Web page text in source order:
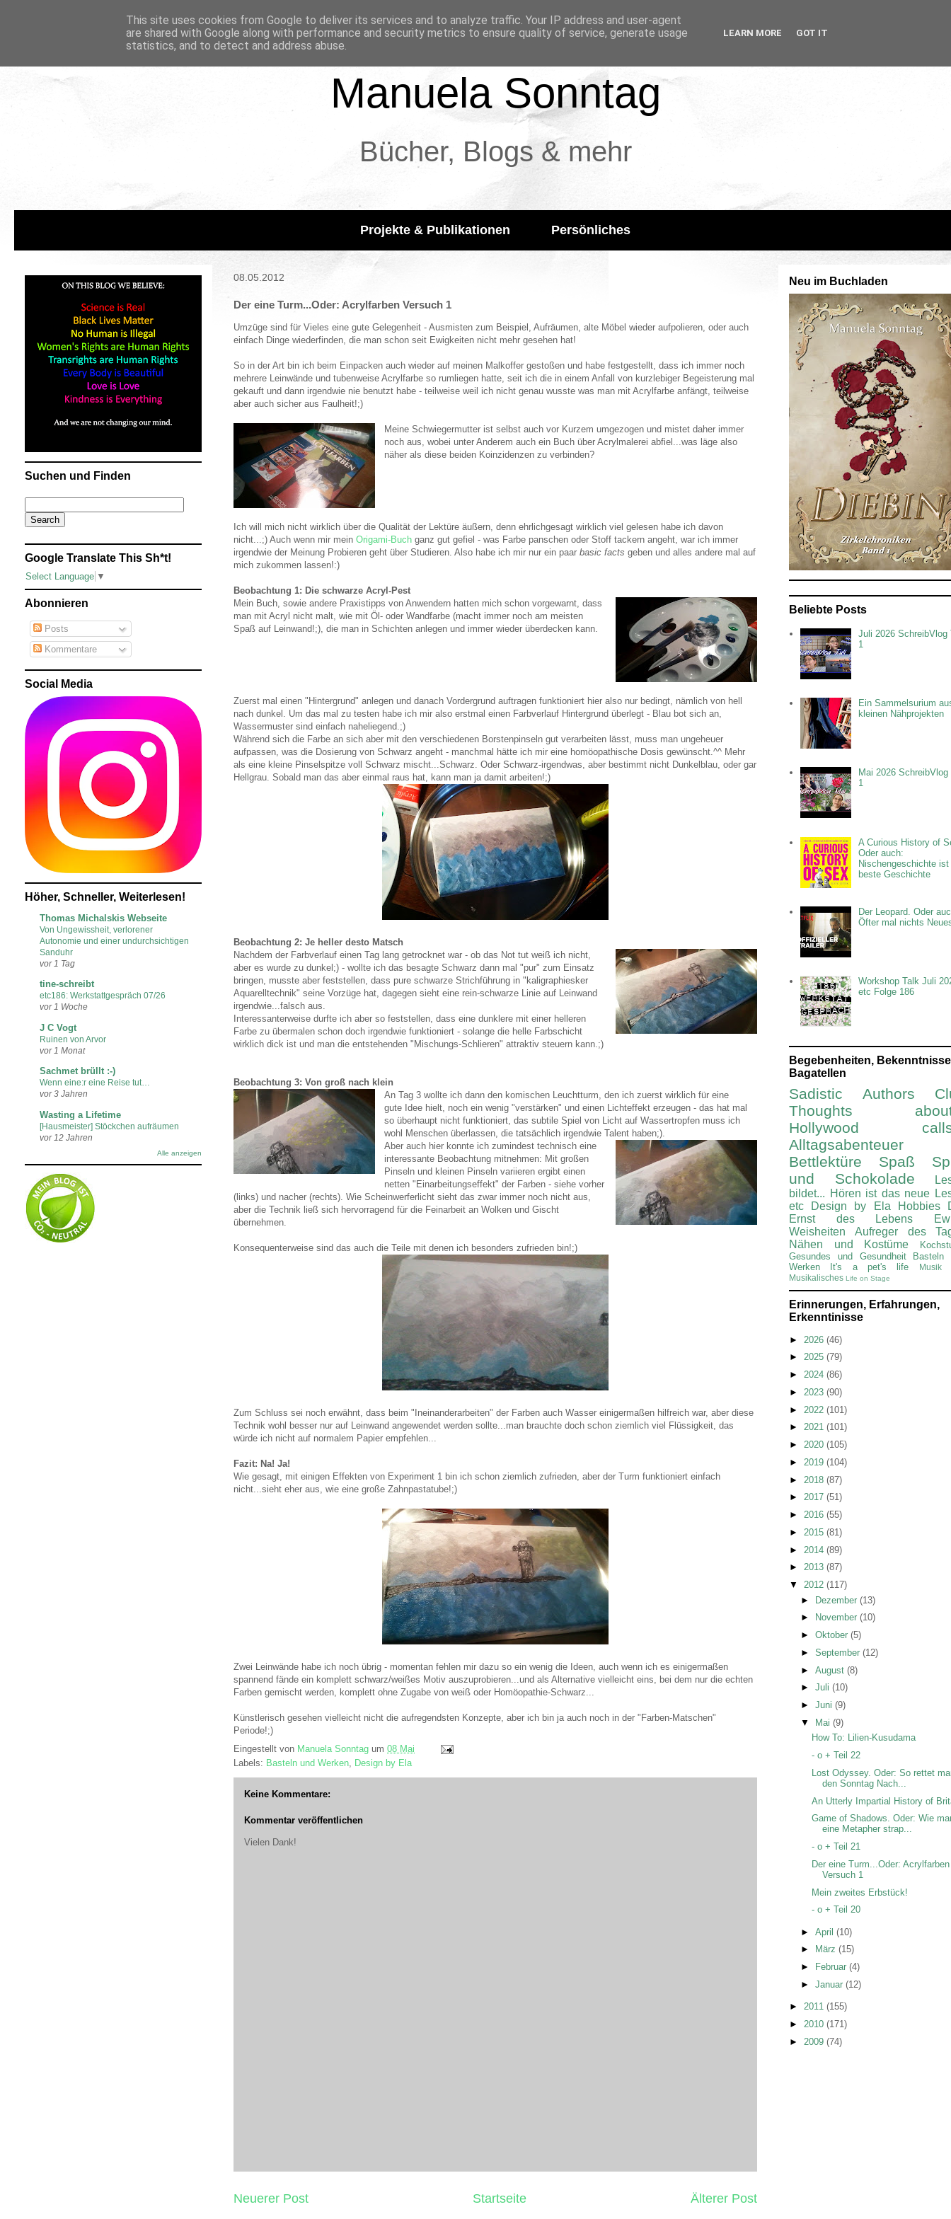
Manuela Sonntag
Bücher, Blogs & mehr
Projekte & Publikationen Persönliches
08.05.2012
Der eine Turm...Oder: Acrylfarben Versuch 1
Umzüge sind für Vieles eine gute Gelegenheit - Ausmisten zum Beispiel, Aufräumen, alte Möbel wieder aufpolieren, oder auch
einfach Dinge wiederfinden, die man schon seit Ewigkeiten nicht mehr gesehen hat!
So in der Art bin ich beim Einpacken auch wieder auf meinen Malkoffer gestoßen und habe festgestellt, dass ich immer noch
mehrere Leinwände und tubenweise Acrylfarbe so rumliegen hatte, seit ich die in einem Anfall von kurzlebiger Begeisterung mal
gekauft und dann irgendwie nie benutzt habe - teilweise weil ich nicht genau wusste was man mit Acrylfarbe anfängt, teilweise
aber auch sicher aus Faulheit!;)
Meine Schwiegermutter ist selbst auch vor Kurzem umgezogen und mistet daher immer
noch aus, wobei unter Anderem auch ein Buch über Acrylmalerei abfiel...was läge also
näher als diese beiden Koinzidenzen zu verbinden?
Ich will mich nicht wirklich über die Qualität der Lektüre äußern, denn ehrlichgesagt wirklich viel gelesen habe ich davon
nicht...;) Auch wenn mir mein Origami-Buch ganz gut gefiel - was Farbe panschen oder Stoff tackern angeht, war ich immer
irgendwie der Meinung Probieren geht über Studieren. Also habe ich mir nur ein paar basic facts geben und alles andere mal auf
mich zukommen lassen!:)
Beobachtung 1: Die schwarze Acryl-Pest
Mein Buch, sowie andere Praxistipps von Anwendern hatten mich schon vorgewarnt, dass
man mit Acryl nicht malt, wie mit Öl- oder Wandfarbe (macht immer noch am meisten
Spaß auf Leinwand!;), die man in Schichten anlegen und immer wieder überdecken kann.
Zuerst mal einen "Hintergrund" anlegen und danach Vordergrund auftragen funktioniert hier also nur bedingt, nämlich von hell
nach dunkel. Um das mal zu testen habe ich mir also erstmal einen Farbverlauf Hintergrund überlegt - Blau bot sich an,
Wassermuster sind einfach naheliegend.;)
Während sich die Farbe an sich aber mit den verschiedenen Borstenpinseln gut verarbeiten lässt, muss man ungeheuer
aufpassen, was die Dosierung von Schwarz angeht - manchmal hätte ich mir eine homöopathische Dosis gewünscht.^^ Mehr
als eine kleine Pinselspitze voll Schwarz mischt...Schwarz. Oder Schwarz-irgendwas, aber bestimmt nicht Dunkelblau, oder gar
Hellgrau. Sobald man das aber einmal raus hat, kann man ja damit arbeiten!;)
Beobachtung 2: Je heller desto Matsch
Nachdem der Farbverlauf einen Tag lang getrocknet war - ob das Not tut weiß ich nicht,
aber es wurde zu dunkel;) - wollte ich das besagte Schwarz dann mal "pur" zum Einsatz
bringen, musste aber feststellen, dass pure schwarze Strichführung in "kaligraphiesker
Aquarelltechnik" seine Vorzüge hat, dagegen sieht eine rein-schwarze Linie auf Leinwand
irgendwie...falsch aus.
Interessanterweise durfte ich aber so feststellen, dass eine dunklere mit einer helleren
Farbe zu übermalen schon doch irgendwie funktioniert - solange die helle Farbschicht
wirklich dick ist und man die entstehenden "Mischungs-Schlieren" attraktiv steuern kann.;)
Beobachtung 3: Von groß nach klein
An Tag 3 wollte ich dann den komischen Leuchtturm, den ich zuerst wirklich für eine
gute Idee hielt, noch ein wenig "verstärken" und einen Lichteffekt erzeugen - das hat mal
so überhaupt nicht funktioniert, das subtile Spiel von Licht auf Wassertropfen muss ich
wohl Menschen überlassen, die tatsächlich irgendwie Talent haben;).
Aber auch hier konnte ich zumindest technisch eine
interessante Beobachtung mitnehmen: Mit großen
Pinseln und kleinen Pinseln variieren ergibt einen
netten "Einarbeitungseffekt" der Farben - siehe vorher
(links) und nacher (rechts). Wie Scheinwerferlicht sieht das zwar immer noch nicht aus,
aber die Technik ließ sich hervorragend für die Feinarbeit an Wolken und Gischt
übernehmen.
Konsequenterweise sind das auch die Teile mit denen ich besonders zufrieden bin!;)
Zum Schluss sei noch erwähnt, dass beim "Ineinanderarbeiten" der Farben auch Wasser einigermaßen hilfreich war, aber diese
Technik wohl besser nur auf Leinwand angewendet werden sollte...man brauchte doch schon ziemlich viel Flüssigkeit, das
würde ich nicht auf normalem Papier empfehlen...
Fazit: Na! Ja!
Wie gesagt, mit einigen Effekten von Experiment 1 bin ich schon ziemlich zufrieden, aber der Turm funktioniert einfach
nicht...sieht eher aus, wie eine große Zahnpastatube!;)
Zwei Leinwände habe ich noch übrig - momentan fehlen mir dazu so ein wenig die Ideen, auch wenn ich es einigermaßen
spannend fände ein komplett schwarz/weißes Motiv auszuprobieren...und als Alternative vielleicht eins, bei dem nur die echten
Farben gemischt werden, komplett ohne Zugabe von weiß oder Homöopathie-Schwarz...
Künstlerisch gesehen vielleicht nicht die aufregendsten Konzepte, aber ich bin ja auch noch in der "Farben-Matschen"
Periode!;)
Eingestellt von Manuela Sonntag um 08 Mai
Labels: Basteln und Werken Design by Ela
Keine Kommentare:
Kommentar veröffentlichen
Vielen Dank!
Neuerer Post Älterer Post
Startseite
Suchen und Finden
Google Translate This Sh*t!
Select Language ▼
Abonnieren
Posts
Kommentare
Social Media
Höher, Schneller, Weiterlesen!
Thomas Michalskis Webseite
Von Ungewissheit, verlorener
Autonomie und einer undurchsichtigen
Sanduhr
vor 1 Tag
tine-schreibt
etc186: Werkstattgespräch 07/26
vor 1 Woche
J C Vogt
Ruinen von Arvor
vor 1 Monat
Sachmet brüllt :-)
Wenn eine:r eine Reise tut…
vor 3 Jahren
Wasting a Lifetime
[Hausmeister] Stöckchen aufräumen
vor 12 Jahren
Alle anzeigen
Neu im Buchladen
Beliebte Posts
Juli 2026 SchreibVlog
1
Ein Sammelsurium
kleinen Nähprojekten
Mai 2026 SchreibVlog
1
A Curious History of
Oder auch:
Nischengeschichte ist
beste Geschichte
Der Leopard. Oder
Öfter mal nichts
Workshop Talk Juli
etc Folge 186
Begebenheiten,
Bagatellen
Sadistic Authors
Thoughts
Hollywood
Alltagsabenteuer
Bettlektüre
Spaß
und Schokolade
bildet... Hören ist das neue
etc
Design by Ela Hobbies
Ernst des Lebens
Weisheiten
Aufreger des
Nähen und Kostüme
Gesundes und Gesundheit
Basteln
Werken
It's a pet's life
Musik
Musikalisches Life on Stage
Erinnerungen, Erfahrungen,
Erkenntinisse
► 2026 (46)
► 2025 (79)
► 2024 (86)
► 2023 (90)
► 2022 (101)
► 2021 (101)
► 2020 (105)
► 2019 (104)
► 2018 (87)
► 2017 (51)
► 2016 (55)
► 2015 (81)
► 2014 (89)
► 2013 (87)
▼ 2012 (117)
► Dezember (13)
►
November (10)
► Oktober (5)
► September (12)
► August (8)
► Juli (10)
► Juni (9)
▼
Mai (9)
How To: Lilien-Kusudama
- o + Teil 22
Lost Odyssey. Oder: So rettet
den Sonntag Nach...
An Utterly Impartial History of
Game of Shadows. Oder: Wie
eine Metapher strap...
- o + Teil 21
Der eine Turm...Oder: Acrylfarben
Versuch 1
Mein zweites Erbstück!
- o + Teil 20
► April (10)
►
März (15)
►
Februar (4)
► Januar (12)
► 2011 (155)
► 2010 (171)
► 2009 (74)
This site uses cookies from Google to deliver its services and to analyze traffic. Your IP address and user-agent
are shared with Google along with performance and security metrics to ensure quality of service, generate usage
statistics, and to detect and address abuse.
LEARN MORE GOT IT